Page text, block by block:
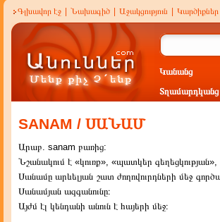
Գլխավոր էջ Նախագիծ Աջակցություն Կարծիքներ
Կանանց
Տղամարդկանց
SANAM / ՍԱՆԱՄ
Արաբ. sanam բառից:
Նշանակում է «կուռք», «պատկեր գեղեցկության»,
Սանամը արևելյան շատ ժողովուրդների մեջ
Սանամյան ազգանունը։
Այժմ էլ կենդանի անուն է հայերի մեջ։